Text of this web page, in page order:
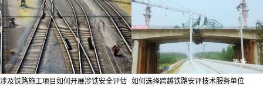
涉及铁路施工项目如何开展涉铁安全评估 如何选择跨越铁路安评技术服务单位